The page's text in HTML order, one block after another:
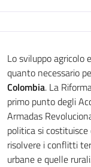
Lo sviluppo
quanto necessario
Colombia. La
primo punto degli
Armadas
politica si
risolvere i conflitti
urbane e quelle